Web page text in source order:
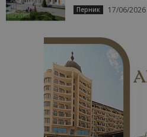
Перник 17/06/2026